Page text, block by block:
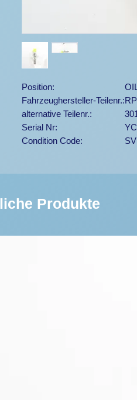
Position:
Fahrzeughersteller-Teilenr.:
alternative Teilenr.:
Serial Nr:
Condition Code:
SV
Produkte